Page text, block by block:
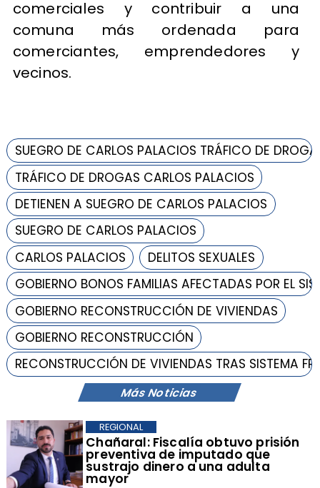
Más Noticias
Chañaral: Fiscalía obtuvo prisión
preventiva de imputado que
sustrajo dinero a una adulta
mayor
REGIONAL
comerciales y contribuir a una
comuna más ordenada para
comerciantes, emprendedores y
vecinos.
SUEGRO DE CARLOS PALACIOS TRÁFICO DE DROGA
TRÁFICO DE DROGAS CARLOS PALACIOS
DETIENEN A SUEGRO DE CARLOS PALACIOS
SUEGRO DE CARLOS PALACIOS
CARLOS PALACIOS
DELITOS SEXUALES
GOBIERNO BONOS FAMILIAS AFECTADAS POR EL
GOBIERNO RECONSTRUCCIÓN DE VIVIENDAS
GOBIERNO RECONSTRUCCIÓN
RECONSTRUCCIÓN DE VIVIENDAS TRAS SISTEMA